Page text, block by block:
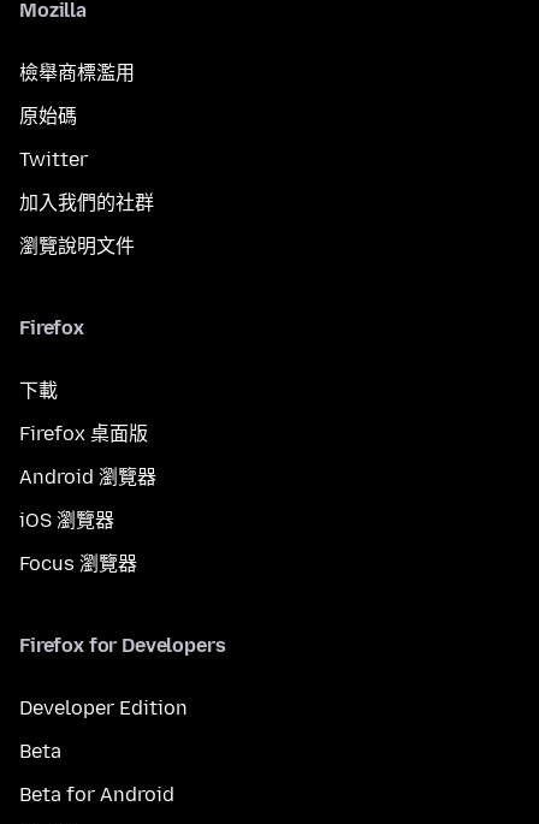
Mozilla
檢舉商標濫用
原始碼
Twitter
加入我們的社群
瀏覽說明文件
Firefox
下載
Firefox 桌面版
Android 瀏覽器
iOS 瀏覽器
Focus 瀏覽器
Firefox for Developers
Developer Edition
Beta
Beta for Android